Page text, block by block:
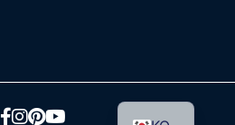
페이스북
인스타그램
핀터레스트
유튜브